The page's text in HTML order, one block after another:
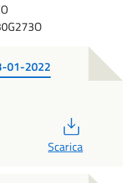
01-2022
Scarica